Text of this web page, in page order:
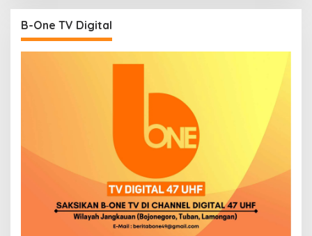
B-One TV Digital